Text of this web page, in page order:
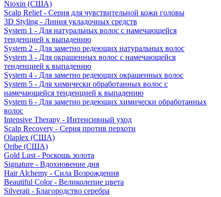
Nioxin (США)
Scalp Relief - Серия для чувствительной кожи головы
3D Styling - Линия укладочных средств
System 1 - Для натуральных волос с намечающейся
тенденцией к выпадению
System 2 - Для заметно редеющих натуральных волос
System 3 - Для окрашенных волос с намечающейся
тенденцией к выпадению
System 4 - Для заметно редеющих окрашенных волос
System 5 - Для химически обработанных волос с
намечающейся тенденцией к выпадению
System 6 - Для заметно редеющих химически обработанных
волос
Intensive Therapy - Интенсивный уход
Scalp Recovery - Серия против перхоти
Olaplex (США)
Oribe (США)
Gold Lust - Роскошь золота
Signature - Вдохновение дня
Hair Alchemy - Сила Возрождения
Beautiful Color - Великолепие цвета
Silverati - Благородство серебра